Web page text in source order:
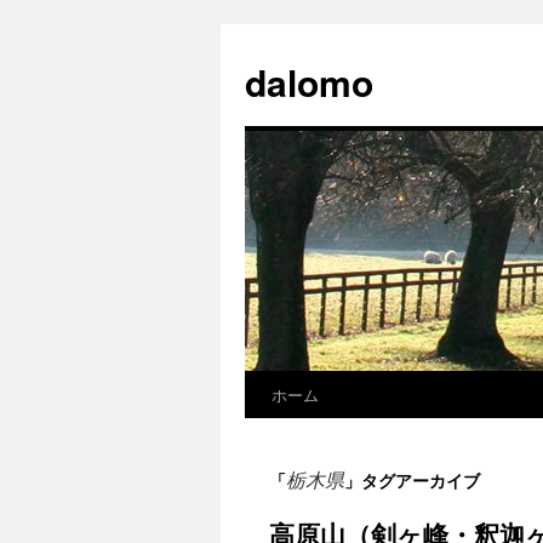
テ
ン
ス
キ
ッ
プ
dalomo
ホーム
「栃木県」タグアーカイブ
高原山（剣ヶ峰・釈